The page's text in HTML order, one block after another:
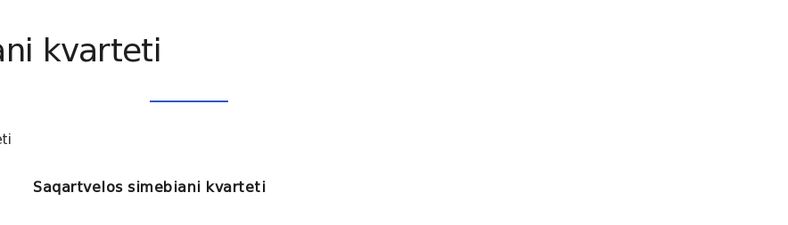
kvarteti
Saqartvelos simebiani kvarteti